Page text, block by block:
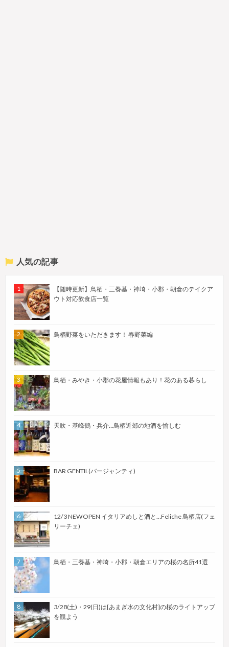
人気の記事
【随時更新】鳥栖・三養基・神埼・小郡・朝倉のテイクア
ウト対応飲食店一覧
鳥栖野菜をいただきます！ 春野菜編
鳥栖・みやき・小郡の花屋情報もあり！花のある暮らし
天吹・基峰鶴・兵介…鳥栖近郊の地酒を愉しむ
BAR GENTIL(バージャンティ)
12/3 NEWOPEN イタリアめしと酒と…Feliche 鳥栖店(フェ
リーチェ)
鳥栖・三養基・神埼・小郡・朝倉エリアの桜の名所41選
3/28(土)・29(日)は[あまぎ水の文化村]の桜のライトアップ
を観よう